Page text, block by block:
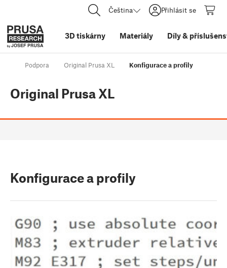
Čeština Přihlásit se
3D tiskárny Materiály Díly&
Podpora Original Prusa XL Konfigurace a profily
Original Prusa XL
Konfigurace a profily